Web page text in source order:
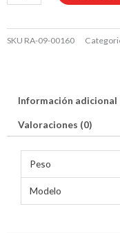
24
-
Sidewinder
SKU RA-09-00160
Información adicional
Valoraciones (0)
Peso
Modelo